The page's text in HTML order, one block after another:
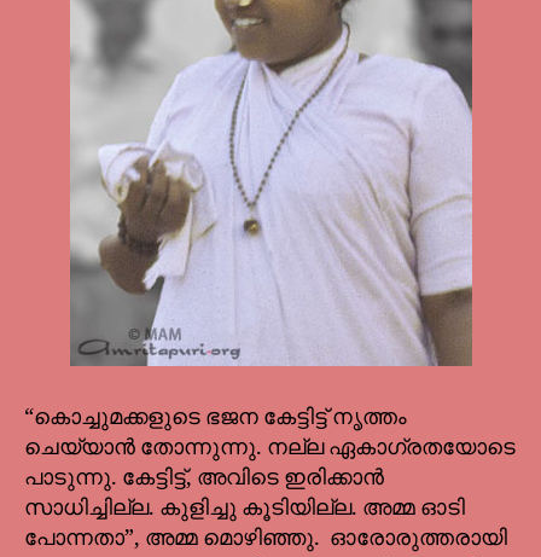
“കൊച്ചുമക്കളുടെ ഭജന കേട്ടിട്ട് നൃത്തം
ചെയ്യാൻ തോന്നുന്നു. നല്ല ഏകാഗ്രതയോടെ
പാടുന്നു. കേട്ടിട്ട്, അവിടെ ഇരിക്കാൻ
സാധിച്ചില്ല. കുളിച്ചു കൂടിയില്ല. അമ്മ ഓടി
പോന്നതാ”, അമ്മ മൊഴിഞ്ഞു. ഓരോരുത്തരായി